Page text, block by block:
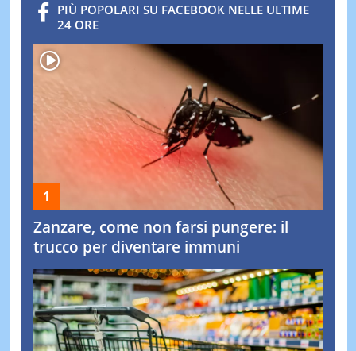
PIÙ POPOLARI SU FACEBOOK NELLE ULTIME
24 ORE
Zanzare, come non farsi pungere: il
trucco per diventare immuni